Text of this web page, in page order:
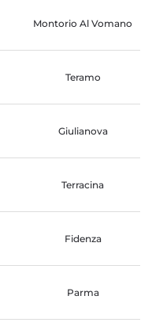
Montorio Al Vomano
Teramo
Giulianova
Terracina
Fidenza
Parma